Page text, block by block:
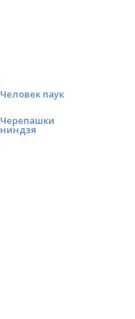
Человек паук
Черепашки
ниндзя